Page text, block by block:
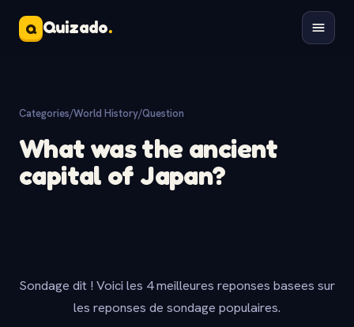
Q Quizado.
Categories/World History/Question
What was the ancient
capital of Japan?
Sondage dit ! Voici les 4 meilleures reponses basees sur
les reponses de sondage populaires.